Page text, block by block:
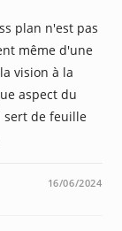
plan n'est pas
même d'une
vision à la
aspect du
sert de feuille
16/06/2024